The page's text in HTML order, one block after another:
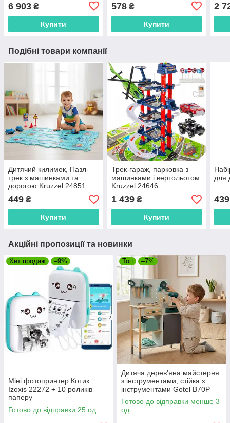
6 903 ₴
Купити
578₴
Купити
2
Подібні товари компанії
Дитячий килимок, Пазл-
трек з машинками та
дорогою Kruzzel 24851
449 ₴
Купити
Трек-гараж, парковка з
машинками і вертольотом
Kruzzel 24646
1 439₴
Купити
для
439
Акційні пропозиції та новинки
Хит продаж –9%
Міні фотопринтер Котик
Izoxis 22272 + 10 роликів
паперу
Готово до відправки 25 од.
Топ –7%
Дитяча дерев’яна майстерня
з інструментами, стійка з
інструментами Gotel B70P
Готово до відправки менше 3
од.